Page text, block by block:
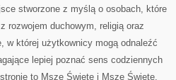
KOŚCIELNE
stworzone z myślą o osobach, które
rozwojem duchowym, religią oraz
w której użytkownicy mogą odnaleźć
lepiej poznać sens codziennych
to Msze Święte i Msze Święte.